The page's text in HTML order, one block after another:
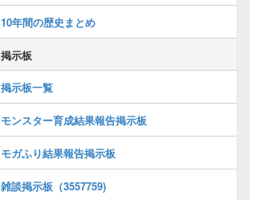
10年間の歴史まとめ
掲示板
掲示板一覧
モンスター育成結果報告掲示板
モガふり結果報告掲示板
雑談掲示板（3557759)